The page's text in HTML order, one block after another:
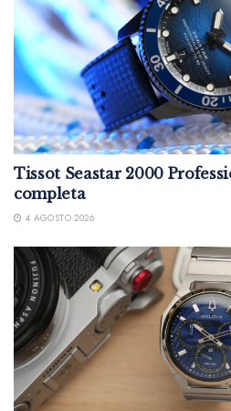
Tissot Seastar 2000
completa
4 AGOSTO 2026